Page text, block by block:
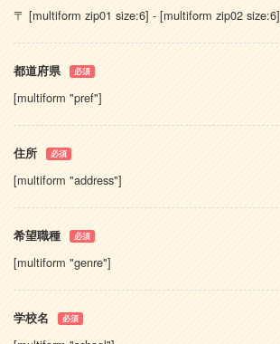
〒 [multiform zip01 size:6] - [multiform zip02 size:6]
都道府県 必須
[multiform "pref"]
住所 必須
[multiform "address"]
希望職種 必須
[multiform "genre"]
学校名 必須